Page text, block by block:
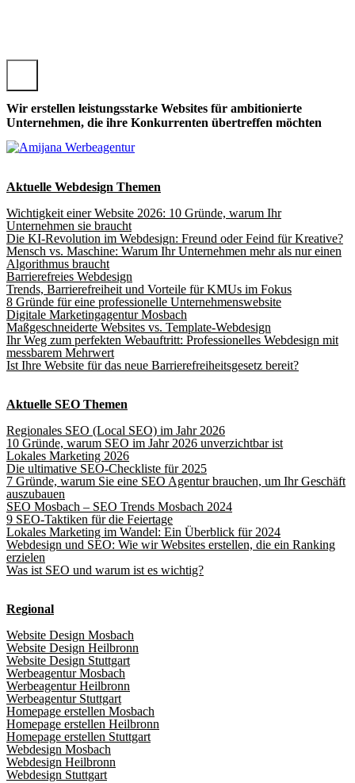
Wir erstellen leistungsstarke Websites für ambitionierte
Unternehmen, die ihre Konkurrenten übertreffen möchten
Aktuelle Webdesign Themen
Wichtigkeit einer Website 2026: 10 Gründe, warum Ihr
Unternehmen sie braucht
Die KI-Revolution im Webdesign: Freund oder Feind für Kreative?
Mensch vs. Maschine: Warum Ihr Unternehmen mehr als nur einen
Algorithmus braucht
Barrierefreies Webdesign
Trends, Barrierefreiheit und Vorteile für KMUs im Fokus
8 Gründe für eine professionelle Unternehmenswebsite
Digitale Marketingagentur Mosbach
Maßgeschneiderte Websites vs. Template-Webdesign
Ihr Weg zum perfekten Webauftritt: Professionelles Webdesign mit
messbarem Mehrwert
Ist Ihre Website für das neue Barrierefreiheitsgesetz bereit?
Aktuelle SEO Themen
Regionales SEO (Local SEO) im Jahr 2026
10 Gründe, warum SEO im Jahr 2026 unverzichtbar ist
Lokales Marketing 2026
Die ultimative SEO-Checkliste für 2025
7 Gründe, warum Sie eine SEO Agentur brauchen, um Ihr Geschäft
auszubauen
SEO Mosbach – SEO Trends Mosbach 2024
9 SEO-Taktiken für die Feiertage
Lokales Marketing im Wandel: Ein Überblick für 2024
Webdesign und SEO: Wie wir Websites erstellen, die ein Ranking
erzielen
Was ist SEO und warum ist es wichtig?
Regional
Website Design Mosbach
Website Design Heilbronn
Website Design Stuttgart
Werbeagentur Mosbach
Werbeagentur Heilbronn
Werbeagentur Stuttgart
Homepage erstellen Mosbach
Homepage erstellen Heilbronn
Homepage erstellen Stuttgart
Webdesign Mosbach
Webdesign Heilbronn
Webdesign Stuttgart